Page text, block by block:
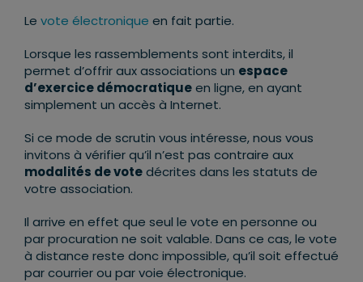
Le vote électronique en fait partie.
Lorsque les rassemblements sont interdits, il
permet d’offrir aux associations un espace
d’exercice démocratiqueen ligne, en ayant
simplement un accès à Internet.
Si ce mode de scrutin vous intéresse, nous vous
invitons à vérifier qu’il n’est pas contraire aux
modalités de votedécrites dans les statuts de
votre association.
Il arrive en effet que seul le vote en personne ou
par procuration ne soit valable. Dans ce cas, le vote
à distance reste donc impossible, qu’il soit effectué
par courrier ou par voie électronique.